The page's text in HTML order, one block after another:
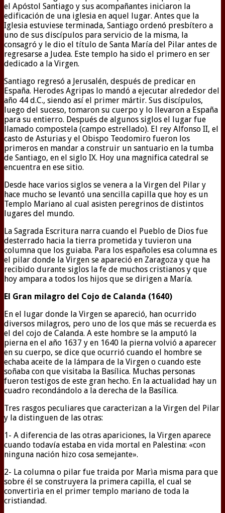
el Apóstol Santiago y sus acompañantes iniciaron la
edificación de una iglesia en aquel lugar. Antes que la
Iglesia estuviese terminada, Santiago ordenó presbítero a
uno de sus discípulos para servicio de la misma, la
consagró y le dio el título de Santa María del Pilar antes de
regresarse a Judea. Este templo ha sido el primero en ser
dedicado a la Virgen.
Santiago regresó a Jerusalén, después de predicar en
España. Herodes Agripas lo mandó a ejecutar alrededor del
año 44 d.C., siendo así el primer mártir. Sus discípulos,
luego del suceso, tomaron su cuerpo y lo llevaron a España
para su entierro. Después de algunos siglos el lugar fue
llamado compostela (campo estrellado). El rey Alfonso II, el
casto de Asturias y el Obispo Teodomiro fueron los
primeros en mandar a construir un santuario en la tumba
de Santiago, en el siglo IX. Hoy una magnifica catedral se
encuentra en ese sitio.
Desde hace varios siglos se venera a la Virgen del Pilar y
hace mucho se levantó una sencilla capilla que hoy es un
Templo Mariano al cual asisten peregrinos de distintos
lugares del mundo.
La Sagrada Escritura narra cuando el Pueblo de Dios fue
desterrado hacia la tierra prometida y tuvieron una
columna que los guiaba. Para los españoles esa columna es
el pilar donde la Virgen se apareció en Zaragoza y que ha
recibido durante siglos la fe de muchos cristianos y que
hoy ampara a todos los hijos que se dirigen a María.
El Gran milagro del Cojo de Calanda (1640)
En el lugar donde la Virgen se apareció, han ocurrido
diversos milagros, pero uno de los que más se recuerda es
el del cojo de Calanda. A este hombre se la amputó la
pierna en el año 1637 y en 1640 la pierna volvió a aparecer
en su cuerpo, se dice que ocurrió cuando el hombre se
echaba aceite de la lámpara de la Virgen o cuando este
soñaba con que visitaba la Basílica. Muchas personas
fueron testigos de este gran hecho. En la actualidad hay un
cuadro recondándolo a la derecha de la Basílica.
Tres rasgos peculiares que caracterizan a la Virgen del Pilar
y la distinguen de las otras:
1- A diferencia de las otras apariciones, la Virgen aparece
cuando todavía estaba en vida mortal en Palestina: «con
ninguna nación hizo cosa semejante».
2- La columna o pilar fue traida por Marìa misma para que
sobre él se construyera la primera capilla, el cual se
convertirìa en el primer templo mariano de toda la
cristiandad.